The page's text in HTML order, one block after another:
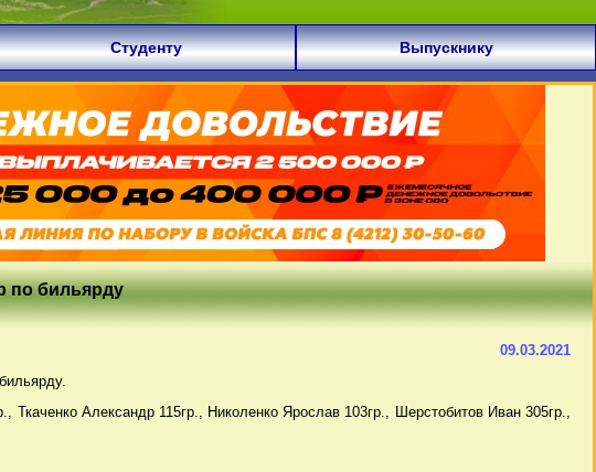
Студенту Выпускнику
по бильярду
09.03.2021
Ткаченко Александр 115гр., Николенко Ярослав 103гр., Шерстобитов Иван 305гр.,